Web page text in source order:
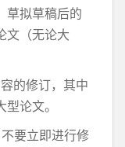
草拟草稿后的
文（无论大
的修订，其中
论文。
要立即进行修